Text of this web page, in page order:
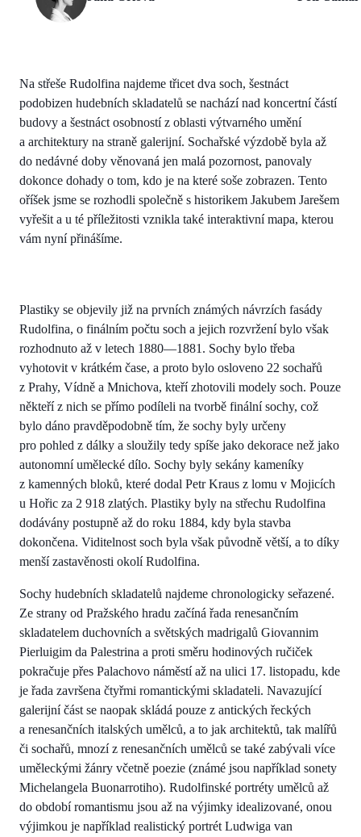
Na střeše Rudolfina najdeme třicet dva soch, šestnáct
podobizen hudebních skladatelů se nachází nad koncertní částí
budovy a šestnáct osobností z oblasti výtvarného umění
a architektury na straně galerijní. Sochařské výzdobě byla až
do nedávné doby věnovaná jen malá pozornost, panovaly
dokonce dohady o tom, kdo je na které soše zobrazen. Tento
oříšek jsme se rozhodli společně s historikem Jakubem Jarešem
vyřešit a u té příležitosti vznikla také interaktivní mapa, kterou
vám nyní přinášíme.
Plastiky se objevily již na prvních známých návrzích fasády
Rudolfina, o finálním počtu soch a jejich rozvržení bylo však
rozhodnuto až v letech 1880—1881. Sochy bylo třeba
vyhotovit v krátkém čase, a proto bylo osloveno 22 sochařů
z Prahy, Vídně a Mnichova, kteří zhotovili modely soch. Pouze
někteří z nich se přímo podíleli na tvorbě finální sochy, což
bylo dáno pravděpodobně tím, že sochy byly určeny
pro pohled z dálky a sloužily tedy spíše jako dekorace než jako
autonomní umělecké dílo. Sochy byly sekány kameníky
z kamenných bloků, které dodal Petr Kraus z lomu v Mojicích
u Hořic za 2 918 zlatých. Plastiky byly na střechu Rudolfina
dodávány postupně až do roku 1884, kdy byla stavba
dokončena. Viditelnost soch byla však původně větší, a to díky
menší zastavěnosti okolí Rudolfina.
Sochy hudebních skladatelů najdeme chronologicky seřazené.
Ze strany od Pražského hradu začíná řada renesančním
skladatelem duchovních a světských madrigalů Giovannim
Pierluigim da Palestrina a proti směru hodinových ručiček
pokračuje přes Palachovo náměstí až na ulici 17. listopadu, kde
je řada završena čtyřmi romantickými skladateli. Navazující
galerijní část se naopak skládá pouze z antických řeckých
a renesančních italských umělců, a to jak architektů, tak malířů
či sochařů, mnozí z renesančních umělců se také zabývali více
uměleckými žánry včetně poezie (známé jsou například sonety
Michelangela Buonarrotiho). Rudolfinské portréty umělců až
do období romantismu jsou až na výjimky idealizované, onou
výjimkou je například realistický portrét Ludwiga van